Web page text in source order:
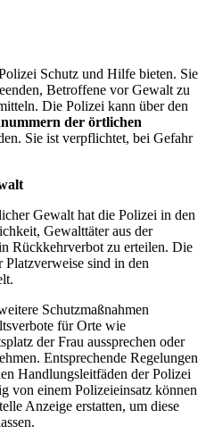
Schutz und Hilfe bieten. Sie
Betroffene vor Gewalt zu
Die Polizei kann über den
der örtlichen
Sie ist verpflichtet, bei Gefahr
Gewalt hat die Polizei in den
Gewalttäter aus der
Rückkehrverbot zu erteilen. Die
Platzverweise sind in den
Schutzmaßnahmen
für Orte wie
der Frau aussprechen oder
Entsprechende Regelungen
Handlungsleitfäden der Polizei
von einem Polizeieinsatz können
Anzeige erstatten, um diese